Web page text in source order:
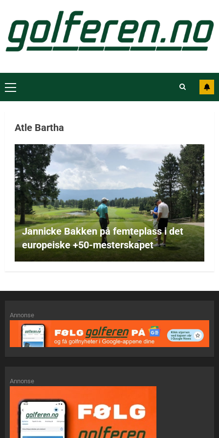
Atle Bartha
Jannicke Bakken på femteplass i det
europeiske +50-mesterskapet
Annonse
Annonse